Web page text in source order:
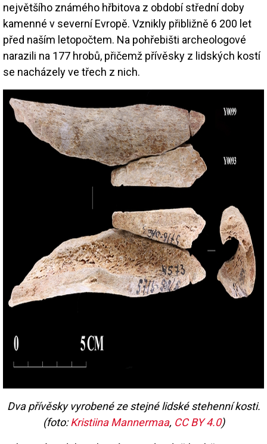
největšího známého hřbitova z období střední doby
kamenné v severní Evropě. Vznikly přibližně 6 200 let
před naším letopočtem. Na pohřebišti archeologové
narazili na 177 hrobů, přičemž přívěsky z lidských kostí
se nacházely ve třech z nich.
Dva přívěsky vyrobené ze stejné lidské stehenní kosti.
(foto:Kristiina Mannermaa, CC BY 4.0)